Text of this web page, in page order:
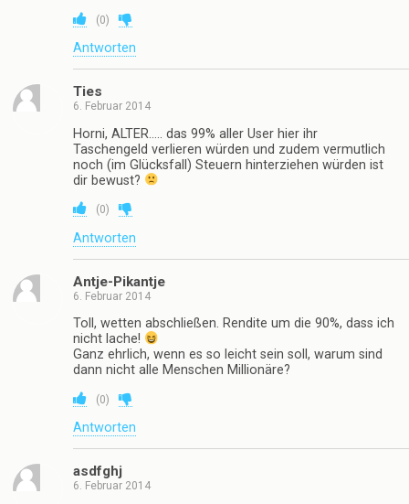
(0)
Antworten
Ties
6. Februar 2014
Horni, ALTER….. das 99% aller User hier ihr
Taschengeld verlieren würden und zudem vermutlich
noch (im Glücksfall) Steuern hinterziehen würden ist
dir bewust?
(0)
Antworten
Antje-Pikantje
6. Februar 2014
Toll, wetten abschließen. Rendite um die 90%, dass ich
nicht lache!
Ganz ehrlich, wenn es so leicht sein soll, warum sind
dann nicht alle Menschen Millionäre?
(0)
Antworten
asdfghj
6. Februar 2014